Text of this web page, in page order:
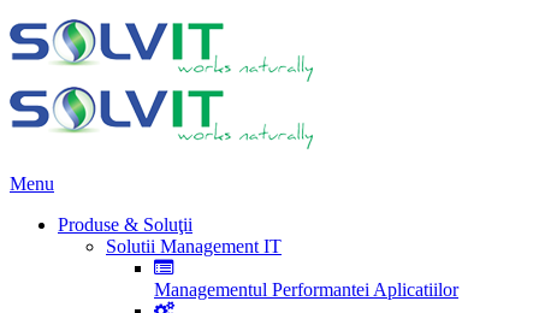
Menu
Produse & Soluţii
Solutii Management IT
Managementul Performantei Aplicatiilor